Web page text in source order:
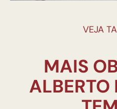
VEJA
MAIS
ALBERTO